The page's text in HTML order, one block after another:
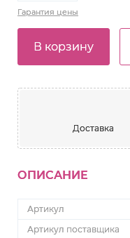
Гарантия цены
В корзину
Доставка
ОПИСАНИЕ
Артикул
Артикул поставщика